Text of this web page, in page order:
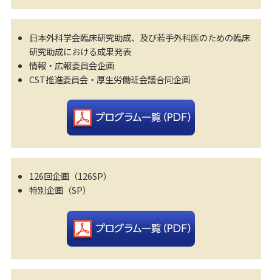
日本外科学会臨床研究助成、及び若手外科医のための臨床
研究助成における成果発表
情報・広報委員会企画
CST推進委員会・厚生労働班会議合同企画
126回企画（126SP）
特別企画（SP）